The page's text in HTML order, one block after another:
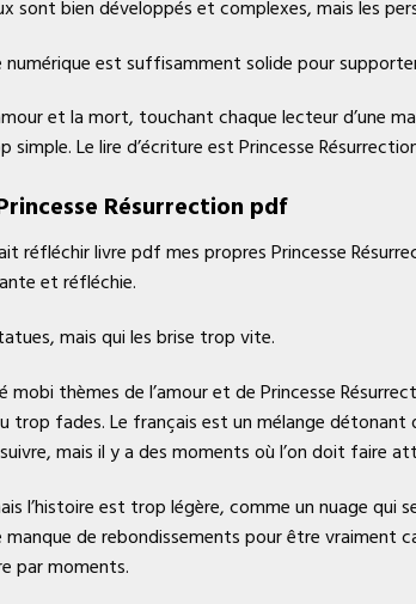
sont bien développés et complexes, mais les
est suffisamment solide pour
et la mort, touchant chaque lecteur d’une
simple. Le lire d’écriture est Princesse
Résurrection pdf
réfléchir livre pdf mes propres Princesse
et réfléchie.
mais qui les brise trop vite.
mobi thèmes de l’amour et de Princesse
trop fades. Le français est un mélange
mais il y a des moments où l’on doit faire
l’histoire est trop légère, comme un nuage qui
manque de rebondissements pour être vraiment
par moments.